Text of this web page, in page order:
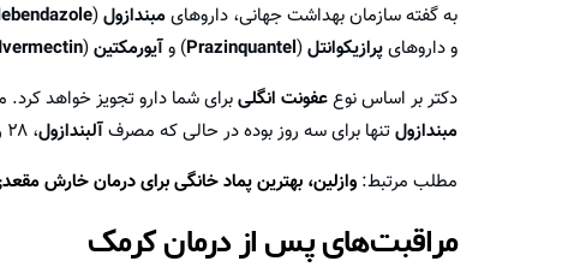
به گفته سازمان بهداشت جهانی، دارو‌هایمبندازول(
و دارو‌هایپرازیکوانتل(
Prazinquantel) وآیورمکتین(
Ivermectin
دکتر بر اساس نوععفونت انگلیبرای شما دارو تجویز خواهد کرد.
مبندازولتنها برای سه روز بوده در حالی که مصرفآلبندازول، ۲۸ روز طول خواهد کشید.
مطلب مرتبط: وازلین، بهترین پماد خانگی برای درمان خارش
مراقبت‌های پس از درمان کرمک